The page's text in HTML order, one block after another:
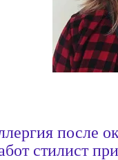
после
стилист